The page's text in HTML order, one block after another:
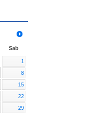
Sab
1
8
15
22
29